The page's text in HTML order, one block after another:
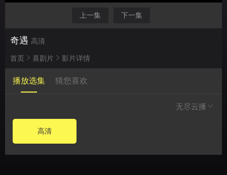
上一集 下一集
奇遇 高清
首页 喜剧片 影片详情
播放选集 猜您喜欢
无尽云播
高清